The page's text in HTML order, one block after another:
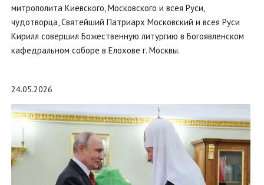
митрополита Киевского, Московского и всея Руси,
чудотворца, Святейший Патриарх Московский и всея Руси
Кирилл совершил Божественную литургию в Богоявленском
кафедральном соборе в Елохове г. Москвы.
24.05.2026